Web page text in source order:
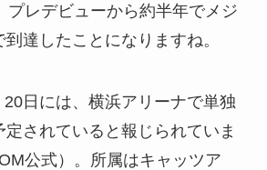
プレデビューから約半年でメジ
達したことになりますね。
日には、横浜アリーナで単独
定されていると報じられていま
公式）。所属はキャッツア